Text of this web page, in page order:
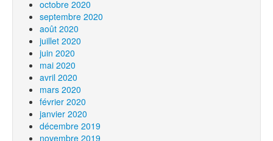
octobre 2020
septembre 2020
août 2020
juillet 2020
juin 2020
mai 2020
avril 2020
mars 2020
février 2020
janvier 2020
décembre 2019
novembre 2019